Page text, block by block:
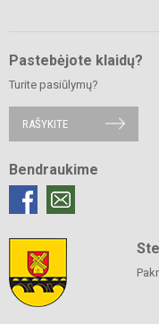
Pastebėjote klaidų?
Turite pasiūlymų?
RAŠYKITE
Bendraukime